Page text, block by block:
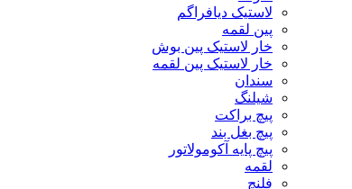
لاستیک دیافراگم
پین لقمه
خار لاستیک پین بوش
خار لاستیک پین لقمه
سندان
شیلنگ
پیچ براکت
پیچ بغل بند
پیچ پایه آکومولاتور
لقمه
فلنچ